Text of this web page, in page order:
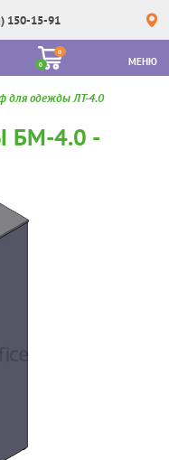
150-15-91
0
0
МЕНЮ
для одежды ЛТ-4.0
4.0 -